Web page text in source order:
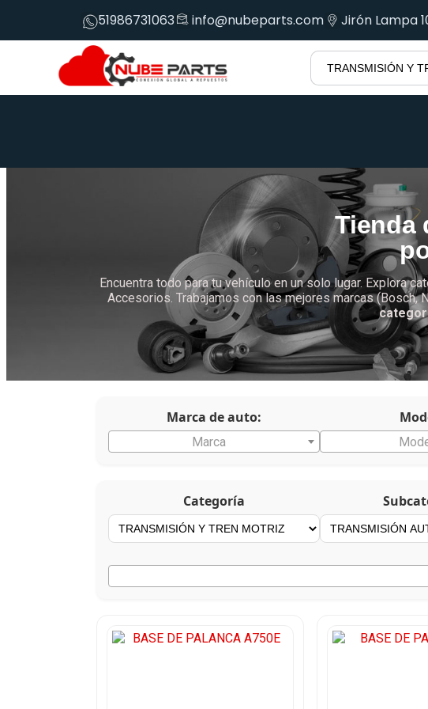
51986731063 info@nubeparts.com Jirón Lampa
Tienda
Encuentra todo para tu vehículo en un solo lugar. Explora
Accesorios. Trabajamos con las mejores marcas (Bosch,
Marca de auto:
Marca
Categoría